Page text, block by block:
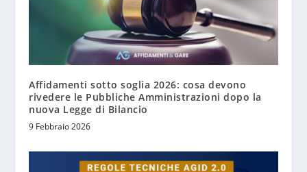
Affidamenti sotto soglia 2026: cosa devono
rivedere le Pubbliche Amministrazioni dopo la
nuova Legge di Bilancio
9 Febbraio 2026